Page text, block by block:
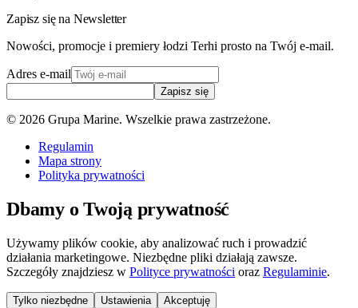
Zapisz się na Newsletter
Nowości, promocje i premiery łodzi Terhi prosto na Twój e-mail.
Adres e-mail
Zapisz się
© 2026 Grupa Marine. Wszelkie prawa zastrzeżone.
Regulamin
Mapa strony
Polityka prywatności
Dbamy o Twoją prywatność
Używamy plików cookie, aby analizować ruch i prowadzić
działania marketingowe. Niezbędne pliki działają zawsze.
Szczegóły znajdziesz w Polityce prywatności oraz Regulaminie.
Tylko niezbędne Ustawienia Akceptuję